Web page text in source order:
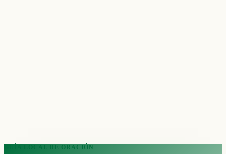
GUÍA LOCAL DE ORACIÓN